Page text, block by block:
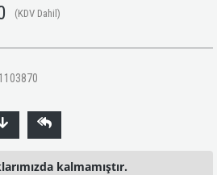
(KDV Dahil)
kalmamıştır.